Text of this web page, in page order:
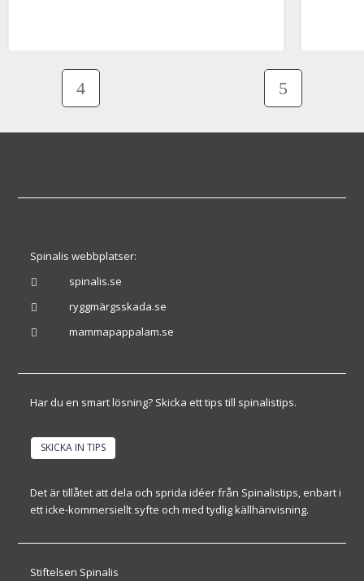
Spinalis webbplatser:
 spinalis.se
 ryggmärgsskada.se
 mammapappalam.se
Har du en smart lösning? Skicka ett tips till spinalistips.
SKICKA IN TIPS
Det är tillåtet att dela och sprida idéer från Spinalistips, enbart i
ett icke-kommersiellt syfte och med tydlig källhänvisning.
Stiftelsen Spinalis